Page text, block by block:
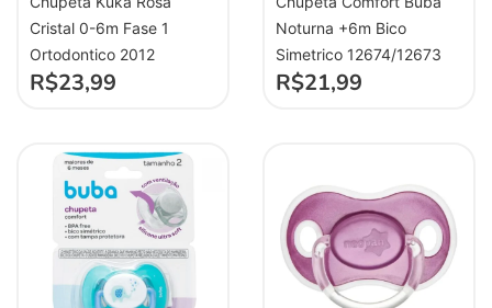
Cristal 0-6m Fase 1
Ortodontico 2012
R$23,99
Noturna +6m Bico
Simetrico 12674/12673
R$21,99